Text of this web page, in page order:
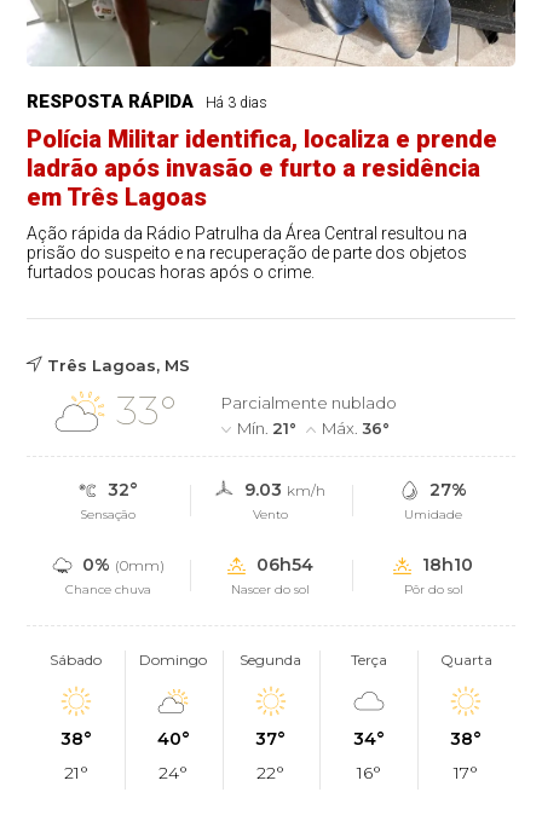
RESPOSTA RÁPIDA Há 3 dias
Polícia Militar identifica, localiza e prende
ladrão após invasão e furto a residência
em Três Lagoas
Ação rápida da Rádio Patrulha da Área Central resultou na
prisão do suspeito e na recuperação de parte dos objetos
furtados poucas horas após o crime.
Três Lagoas, MS
33°
Parcialmente nublado
Mín. 21° Máx.36°
32°
Sensação
9.03 km/h
Vento
27%
Umidade
0% (0mm)
Chance chuva
06h54
Nascer do sol
18h10
Pôr do sol
Sábado
38°
21°
Domingo
40°
24°
Segunda
37°
22°
Terça
34°
16°
Quarta
38°
17°